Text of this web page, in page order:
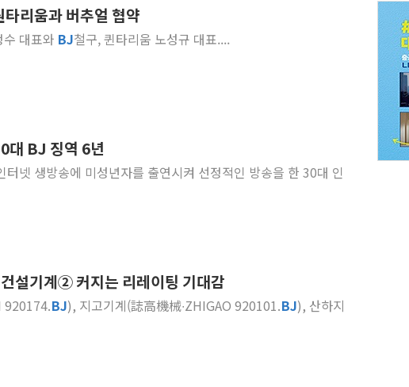
리움과 버추얼 협약
대표와 BJ철구, 퀸타리움 노성규 대표....
대 BJ 징역 6년
넷 생방송에 미성년자를 출연시켜 선정적인 방송을 한 30대 인
설기계② 커지는 리레이팅 기대감
920174.BJ), 지고기계(誌高機械∙ZHIGAO 920101.BJ), 산하지